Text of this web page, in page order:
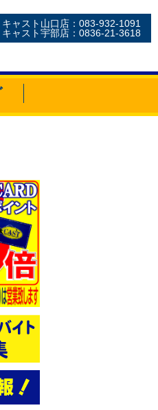
キャスト山口店：083-932-1091
キャスト宇部店：0836-21-3618